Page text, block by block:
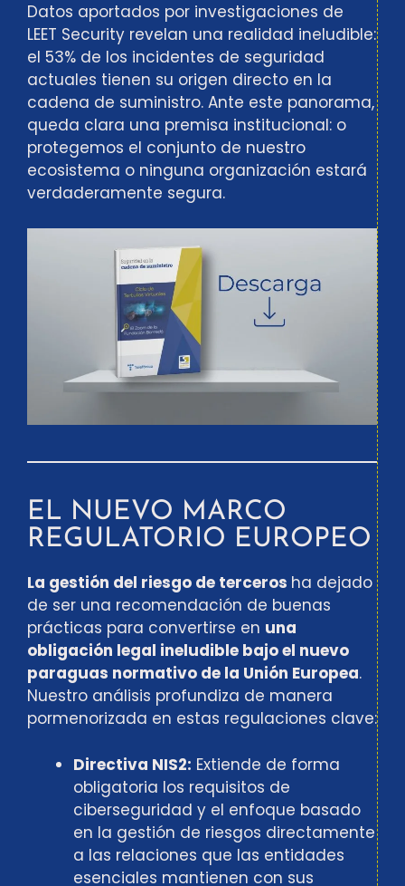
Datos aportados por investigaciones de
LEET Security revelan una realidad ineludible:
el 53% de los incidentes de seguridad
actuales tienen su origen directo en la
cadena de suministro. Ante este panorama,
queda clara una premisa institucional: o
protegemos el conjunto de nuestro
ecosistema o ninguna organización estará
verdaderamente segura.
EL NUEVO MARCO
REGULATORIO EUROPEO
La gestión del riesgo de terceros ha dejado
de ser una recomendación de buenas
prácticas para convertirse en una
obligación legal ineludible bajo el nuevo
paraguas normativo de la Unión Europea.
Nuestro análisis profundiza de manera
pormenorizada en estas regulaciones clave:
Directiva NIS2: Extiende de forma
obligatoria los requisitos de
ciberseguridad y el enfoque basado
en la gestión de riesgos directamente
a las relaciones que las entidades
esenciales mantienen con sus